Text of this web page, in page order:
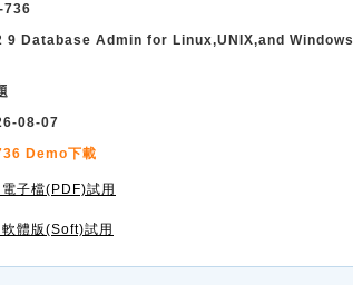
736
9 Database Admin for Linux,UNIX,and Windows
08-07
Demo下載
子檔(PDF)試用
體版(Soft)試用